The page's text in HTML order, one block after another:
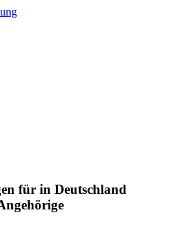
für in Deutschland